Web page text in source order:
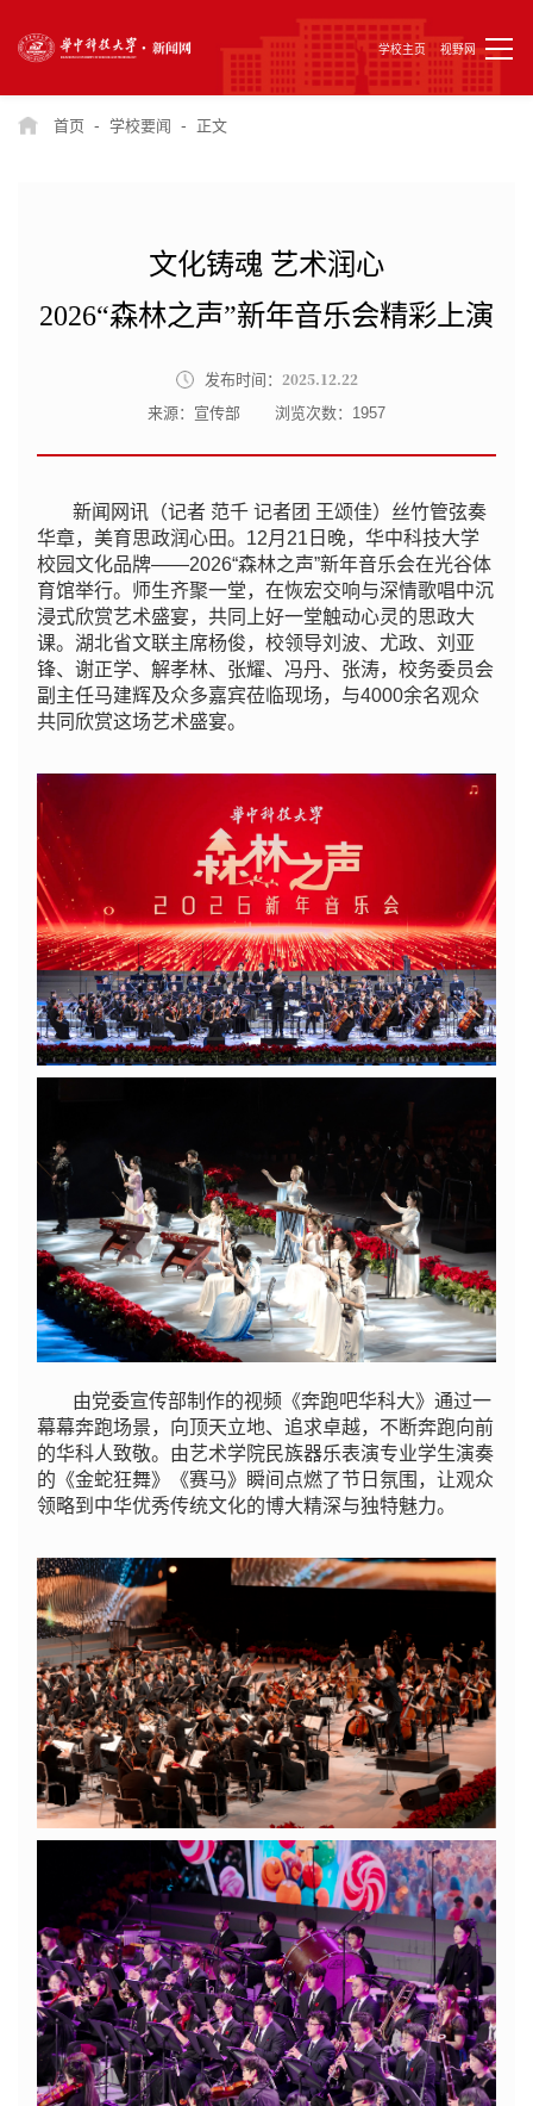
学校主页 视野网
首页 - 学校要闻 - 正文
文化铸魂 艺术润心
2026“森林之声”新年音乐会精彩上演
发布时间： 2025.12.22
来源：宣传部 浏览次数： 1957
新闻网讯（记者 范千 记者团 王颂佳）丝竹管弦奏
华章，美育思政润心田。12月21日晚，华中科技大学
校园文化品牌——2026“森林之声”新年音乐会在光谷体
育馆举行。师生齐聚一堂，在恢宏交响与深情歌唱中沉
浸式欣赏艺术盛宴，共同上好一堂触动心灵的思政大
课。湖北省文联主席杨俊，校领导刘波、尤政、刘亚
锋、谢正学、解孝林、张耀、冯丹、张涛，校务委员会
副主任马建辉及众多嘉宾莅临现场，与4000余名观众
共同欣赏这场艺术盛宴。
由党委宣传部制作的视频《奔跑吧华科大》通过一
幕幕奔跑场景，向顶天立地、追求卓越，不断奔跑向前
的华科人致敬。由艺术学院民族器乐表演专业学生演奏
的《金蛇狂舞》《赛马》瞬间点燃了节日氛围，让观众
领略到中华优秀传统文化的博大精深与独特魅力。